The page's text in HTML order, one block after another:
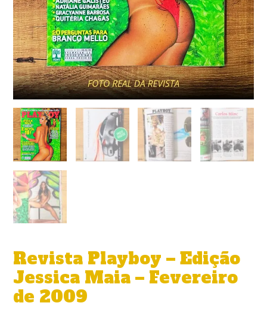
Revista Playboy – Edição
Jessica Maia – Fevereiro
de 2009